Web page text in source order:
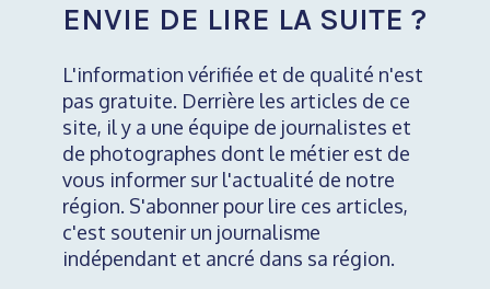
ENVIE DE LIRE LA SUITE ?
L'information vérifiée et de qualité n'est
pas gratuite. Derrière les articles de ce
site, il y a une équipe de journalistes et
de photographes dont le métier est de
vous informer sur l'actualité de notre
région. S'abonner pour lire ces articles,
c'est soutenir un journalisme
indépendant et ancré dans sa région.